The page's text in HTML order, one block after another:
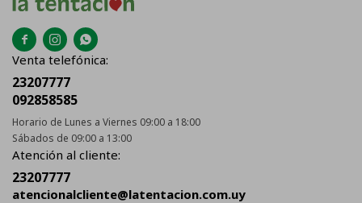
  
Venta telefónica:
23207777
092858585
Horario de Lunes a Viernes 09:00 a 18:00
Sábados de 09:00 a 13:00
Atención al cliente:
23207777
atencionalcliente@latentacion.com.uy